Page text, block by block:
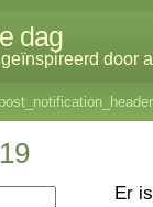
dag
door
Er